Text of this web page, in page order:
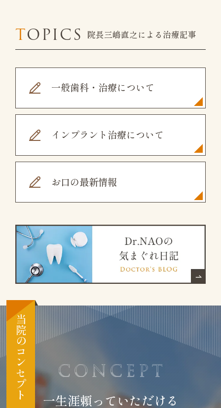
祝日・8月26日（水）：休診
☆患者様へ：みしま歯科医院7条院で
は現在患者様の受診人数を制限してお
ります。予約のない方は改めて予約し
ていただくか、もしくは診療をお断り
させていただくことがありますことを
TOPICS 院長三嶋直之による治療記事
一般歯科・治療について
インプラント治療について
お口の最新情報
当院のコンセプト
一生涯頼っていただける